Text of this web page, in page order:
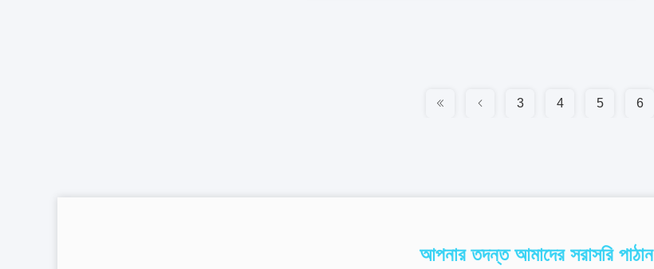
3 4 5 6
আপনার তদন্ত আমাদের সরাসরি পাঠান